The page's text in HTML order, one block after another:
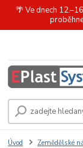
🌴 Ve dnech
Úvod Zemědělské